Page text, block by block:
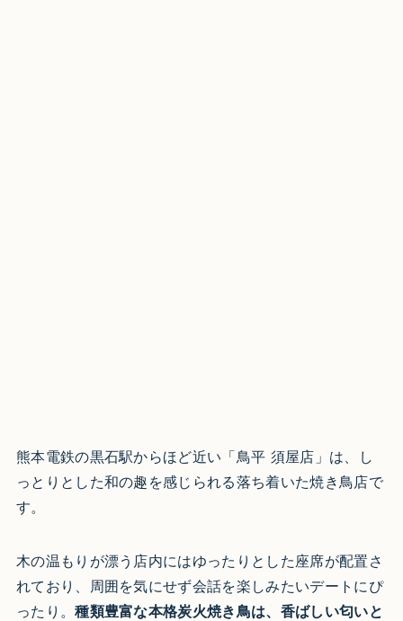
熊本電鉄の黒石駅からほど近い「鳥平 須屋店」は、し
っとりとした和の趣を感じられる落ち着いた焼き鳥店で
す。
木の温もりが漂う店内にはゆったりとした座席が配置さ
れており、周囲を気にせず会話を楽しみたいデートにぴ
ったり。種類豊富な本格炭火焼き鳥は、香ばしい匂いと